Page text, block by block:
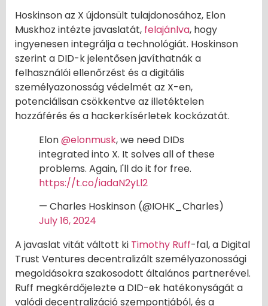
Hoskinson az X újdonsült tulajdonosához, Elon
Muskhoz intézte javaslatát, felajánlva, hogy
ingyenesen integrálja a technológiát. Hoskinson
szerint a DID-k jelentősen javíthatnák a
felhasználói ellenőrzést és a digitális
személyazonosság védelmét az X-en,
potenciálisan csökkentve az illetéktelen
hozzáférés és a hackerkísérletek kockázatát.
Elon@elonmusk, we need DIDs
integrated into X. It solves all of these
problems. Again, I'll do it for free.
https://t.co/iadaN2yLl2
— Charles Hoskinson (@IOHK_Charles)
July 16, 2024
A javaslat vitát váltott ki Timothy Ruff-fal, a Digital
Trust Ventures decentralizált személyazonossági
megoldásokra szakosodott általános partnerével.
Ruff megkérdőjelezte a DID-ek hatékonyságát a
valódi decentralizáció szempontjából, és a